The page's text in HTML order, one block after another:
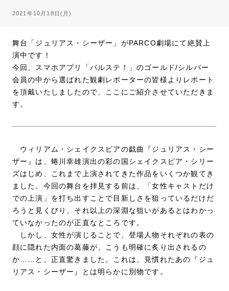
2021年10月18日(月)
舞台「ジュリアス・シーザー」がPARCO劇場にて絶賛上
演中です！
今回、スマホアプリ「パルステ！」のゴールド/シルバー
会員の中から選ばれた観劇レポーターの皆様よりレポート
を頂戴いたしましたので、ここにご紹介させていただきま
す。
ウィリアム・シェイクスピアの戯曲『ジュリアス・シー
ザー』は、蜷川幸雄演出の彩の国シェイクスピア・シリー
ズはじめ、これまで上演されてきた作品をいくつか観てき
ました。今回の舞台を拝見する前は、「女性キャストだけ
での上演」を打ち出すことで目新しさを狙っているだけだ
ろうと見くびり、それ以上の深淵な狙いがあるとはわかっ
ていなかったのが正直なところです。
しかし、女性が演じることで、登場人物それぞれの表の
顔に隠れた内面の葛藤が、こうも明確に炙り出されるの
か……と、正直驚きました。これは、見慣れたあの『ジュ
リアス・シーザー』とは明らかに別物です。